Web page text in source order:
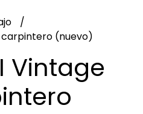
carpintero (nuevo)
Vintage